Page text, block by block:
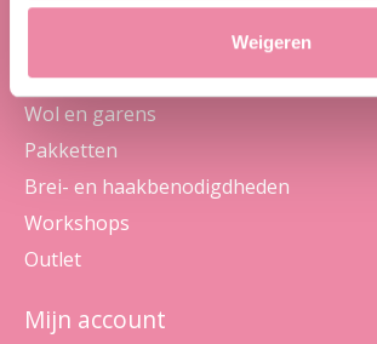
Weigeren
Categorieën
Wol en garens
Pakketten
Brei- en haakbenodigdheden
Workshops
Outlet
Mijn account